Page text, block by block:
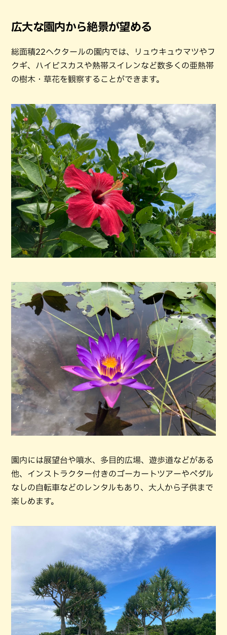
広大な園内から絶景が望める
総面積22ヘクタールの園内では、リュウキュウマツやフ
クギ、ハイビスカスや熱帯スイレンなど数多くの亜熱帯
の樹木・草花を観察することができます。
園内には展望台や噴水、多目的広場、遊歩道などがある
他、インストラクター付きのゴーカートツアーやペダル
なしの自転車などのレンタルもあり、大人から子供まで
楽しめます。